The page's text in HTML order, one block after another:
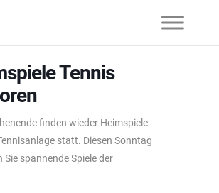
Tennis
finden wieder Heimspiele
statt. Diesen Sonntag
Sie spannende Spiele der